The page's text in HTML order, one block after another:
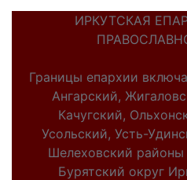
ИРКУТСКАЯ
Границы епархии
Ангарский,
Качугский,
Усольский, Усть-
Шелеховский
Бурятский округ